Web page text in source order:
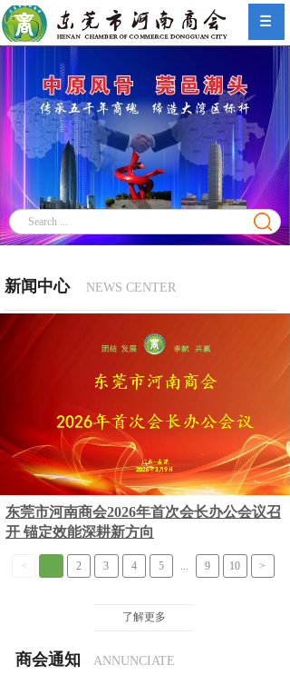
新闻中心 NEWS CENTER
东莞市河南商会2026年首次会长办公会议召
开 锚定效能深耕新方向
< 2 3 4 5 ... 9 10 >
了解更多
商会通知 ANNUNCIATE